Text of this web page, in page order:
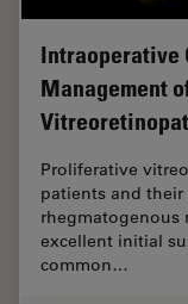
Intraoperative
Management
Proliferative
patients and
rhegmatogenous
excellent initial
common…